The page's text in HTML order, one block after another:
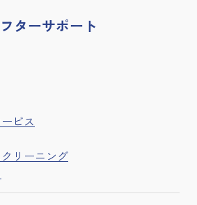
ターサポート
ビス
リーニング